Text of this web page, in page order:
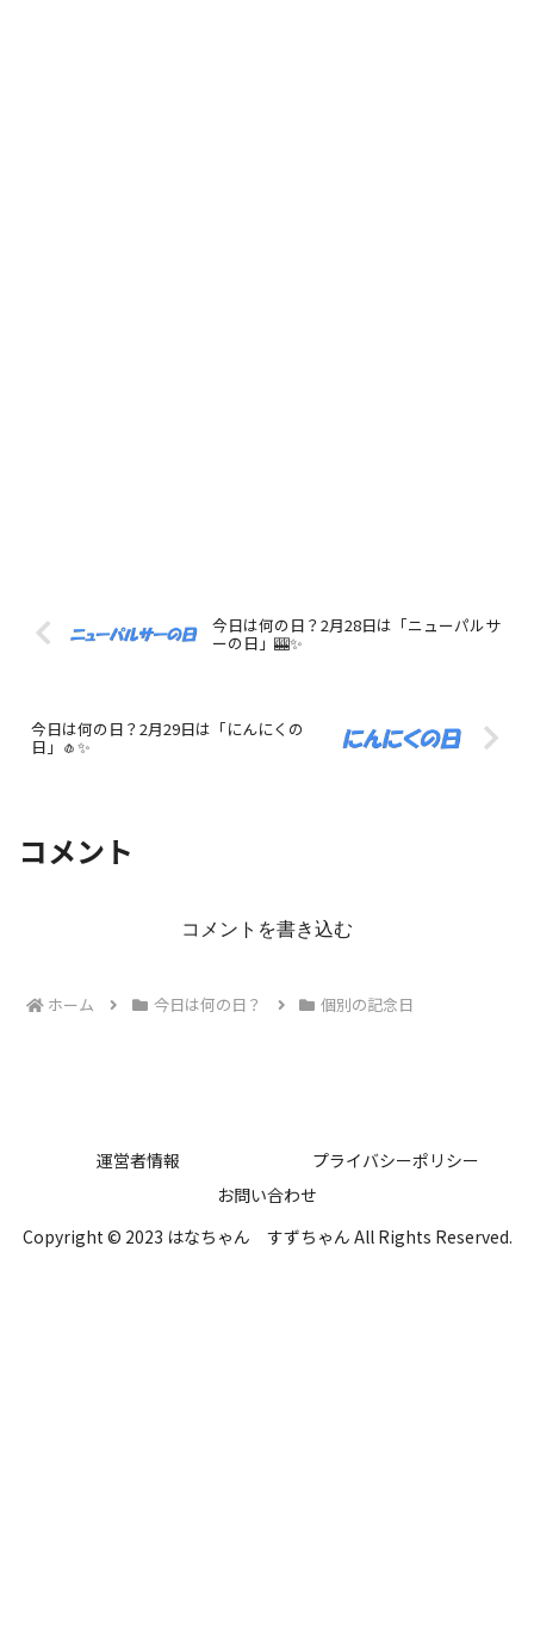
今日は何の日？2月28日は「ニューパルサ
ーの日」🎰✨
今日は何の日？2月29日は「にんにくの
日」🧄✨
コメント
コメントを書き込む
ホーム 今日は何の日？ 個別の記念日
運営者情報
プライバシーポリシー
お問い合わせ
Copyright © 2023 はなちゃん すずちゃん All Rights Reserved.